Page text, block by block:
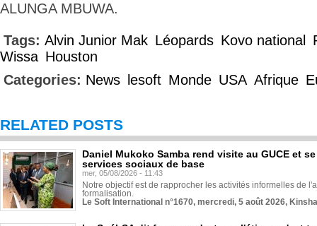
ALUNGA MBUWA.
Tags: Alvin Junior Mak Léopards Kovo national
Wissa Houston
Categories: News lesoft Monde USA Afrique
RELATED POSTS
Daniel Mukoko Samba rend visite au GUCE et
services sociaux de base
mer, 05/08/2026 - 11:43
Notre objectif est de rapprocher les activités informelles de
formalisation.
Le Soft International n°1670, mercredi, 5 août 2026,